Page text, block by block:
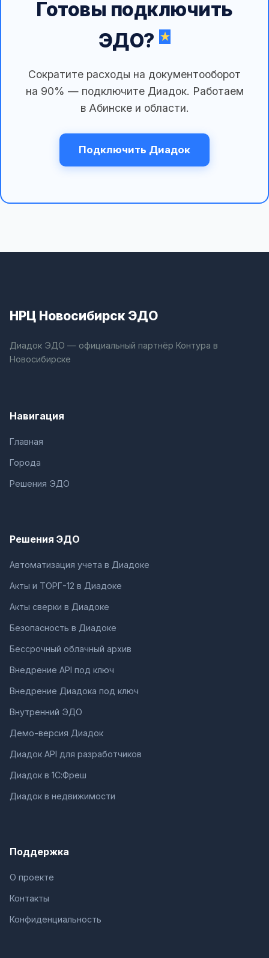
Готовы подключить
ЭДО?
Сократите расходы на документооборот
на 90% — подключите Диадок. Работаем
в Абинске и области.
Подключить Диадок
НРЦ Новосибирск ЭДО
Диадок ЭДО — официальный партнёр Контура в
Новосибирске
Навигация
Главная
Города
Решения ЭДО
Решения ЭДО
Автоматизация учета в Диадоке
Акты и ТОРГ-12 в Диадоке
Акты сверки в Диадоке
Безопасность в Диадоке
Бессрочный облачный архив
Внедрение API под ключ
Внедрение Диадока под ключ
Внутренний ЭДО
Демо-версия Диадок
Диадок API для разработчиков
Диадок в 1С:Фреш
Диадок в недвижимости
Поддержка
О проекте
Контакты
Конфиденциальность